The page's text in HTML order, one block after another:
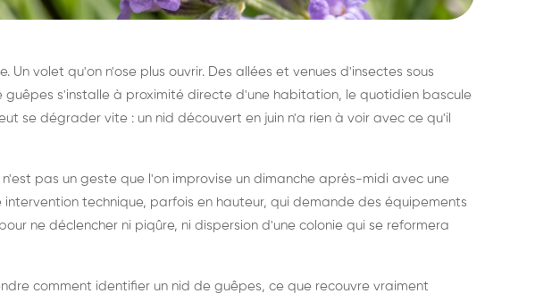
durablement rats et
souris, partout en France
partout
Un volet qu'on n'ose plus ouvrir. Des allées et venues d'insectes sous
guêpes s'installe à proximité directe d'une habitation, le quotidien bascule
se dégrader vite : un nid découvert en juin n'a rien à voir avec ce qu'il
pas un geste que l'on improvise un dimanche après-midi avec une
technique, parfois en hauteur, qui demande des équipements
ne déclencher ni piqûre, ni dispersion d'une colonie qui se reformera
comment identifier un nid de guêpes, ce que recouvre vraiment